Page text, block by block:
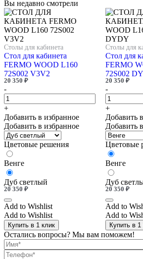
Вы недавно смотрели
Столы для кабинета
Стол для кабинета
FERMO WOOD L160
72S002 V3V2
20 350 ₽
-
+
Добавить в избранное
Добавить в избранное
Цветовые решения
Венге
Дуб светлый
20 350 ₽
Add to Wishlist
Add to Wishlist
Купить в 1 клик
Столы для
Стол для
FERMO
72S002
20 350 ₽
-
+
Добавить
Добавить
Цветовые
Венге
Дуб
20 350 ₽
Add to
Add to
Купить в 1
Остались вопросы? Мы вам поможем!